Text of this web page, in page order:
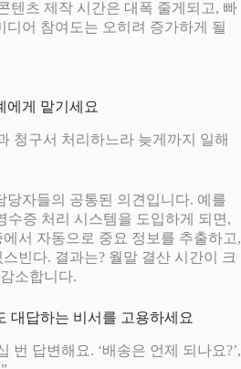
텐츠 제작 시간은 대폭 줄게되고, 빠
디어 참여도는 오히려 증가하게 될
에게 맡기세요
청구서 처리하느라 늦게까지 일해
당자들의 공통된 의견입니다. 예를
수증 처리 시스템을 도입하게 되면,
서 자동으로 중요 정보를 추출하고,
빈다. 결과는? 월말 결산 시간이 크
소합니다.
대답하는 비서를 고용하세요
번 답변해요. ‘배송은 언제 되나요?’,